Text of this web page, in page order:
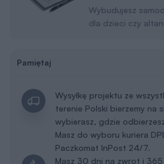
Wybudujesz
dla dzieci czy
Pamiętaj
Wysyłkę projektu ze
terenie Polski bierzemy na
wybierasz, gdzie
Masz do wyboru kuriera
Paczkomat InPost 24/7.
Masz 30 dni na zwrot i 365